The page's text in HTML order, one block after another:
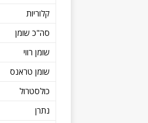
קלוריות
סה"כ שומן
שומן רווי
שומן טראנס
כולסטרול
נתרן